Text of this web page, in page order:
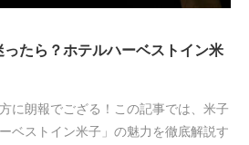
たら？ホテルハーベストイン米
に朗報でござる！この記事では、米子
ベストイン米子」の魅力を徹底解説す